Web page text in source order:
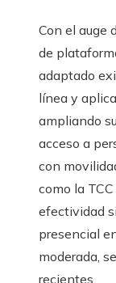
Con el auge
de
adaptado
línea y
ampliando
acceso a
con
como la
efectividad
presencial
moderada,
recientes.